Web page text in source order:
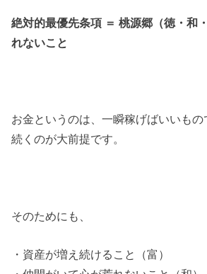
絶対的最優先条項 ＝ 桃源郷（徳・和
れないこと
お金というのは、一瞬稼げばいいもの
続くのが大前提です。
そのためにも、
・資産が増え続けること（富）